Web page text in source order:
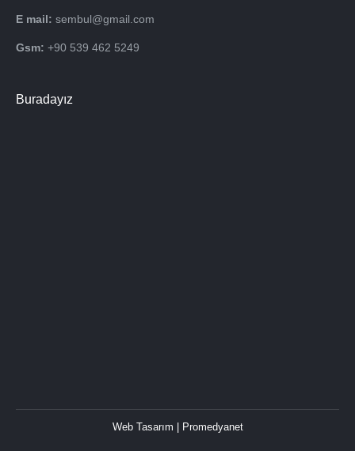
E mail: sembul@gmail.com
Gsm: +90 539 462 5249
Buradayız
Web Tasarım | Promedyanet